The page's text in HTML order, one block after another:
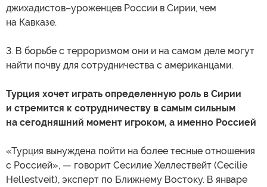
джихадистов–уроженцев России в Сирии, чем
на Кавказе.
3. В борьбе с терроризмом они и на самом деле могут
найти почву для сотрудничества с американцами.
Турция хочет играть определенную роль в Сирии
и стремится к сотрудничеству в самым сильным
на сегодняшний момент игроком, а именно Россией
«Турция вынуждена пойти на более тесные отношения
с Россией», — говорит Сесилие Хеллествейт (Cecilie
Hellestveit), эксперт по Ближнему Востоку. В январе